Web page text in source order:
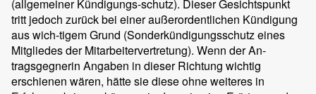
(allgemeiner Kündigungs-schutz). Dieser Gesichtspunkt
tritt jedoch zurück bei einer außerordentlichen Kündigung
aus wich-tigem Grund (Sonderkündigungsschutz eines
Mitgliedes der Mitarbeitervertretung). Wenn der An-
tragsgegnerin Angaben in dieser Richtung wichtig
erschienen wären, hätte sie diese ohne weiteres in